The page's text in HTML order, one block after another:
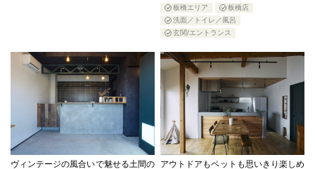
板橋エリア
板橋店
洗面／トイレ／風呂
玄関/エントランス
ヴィンテージの風合いで魅せる土間の
アウトドアもペットも思いきり楽しめ